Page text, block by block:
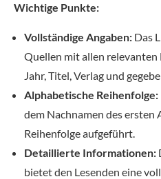
Wichtige Punkte:
Vollständige Angaben: Das
Quellen mit allen
Jahr, Titel, Verlag und
Alphabetische Reihenfolge:
dem Nachnamen des
Reihenfolge aufgeführt.
Detaillierte Informationen:
bietet den Lesenden eine